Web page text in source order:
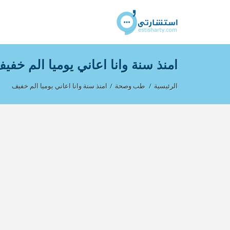
امنذ سنة وانا اعاني يوميا الم
الرئيسية / طب وصحة / امنذ سنة وانا اعاني يوميا الم خفيف